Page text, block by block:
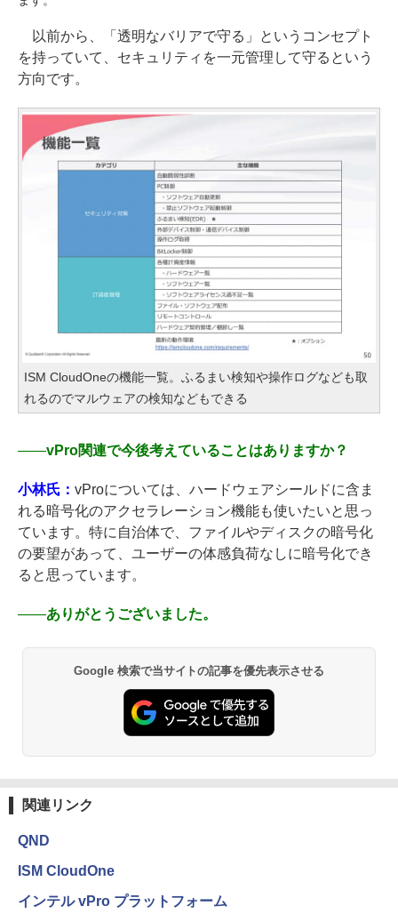
以前から、「透明なバリアで守る」というコンセプト
を持っていて、セキュリティを一元管理して守るという
方向です。
ISM CloudOneの機能一覧。ふるまい検知や操作ログなども取
れるのでマルウェアの検知などもできる
――vPro関連で今後考えていることはありますか？
小林氏： vProについては、ハードウェアシールドに含ま
れる暗号化のアクセラレーション機能も使いたいと思っ
ています。特に自治体で、ファイルやディスクの暗号化
の要望があって、ユーザーの体感負荷なしに暗号化でき
ると思っています。
――ありがとうございました。
Google 検索で当サイトの記事を優先表示させる
関連リンク
QND
ISM CloudOne
インテル vPro プラットフォーム